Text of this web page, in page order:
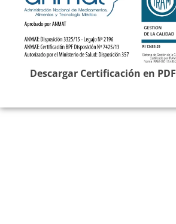
Descargar Certificación en PDF